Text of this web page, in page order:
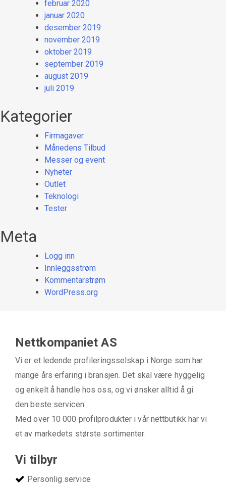
februar 2020
januar 2020
desember 2019
november 2019
oktober 2019
september 2019
august 2019
juli 2019
Kategorier
Firmagaver
Månedens Tilbud
Messer og event
Nyheter
Outlet
Teknologi
Tester
Meta
Logg inn
Innleggsstrøm
Kommentarstrøm
WordPress.org
Nettkompaniet AS
Vi er et ledende profileringsselskap i Norge som har
mange års erfaring i bransjen. Det skal være hyggelig
og enkelt å handle hos oss, og vi ønsker alltid å gi
den beste servicen.
Med over 10 000 profilprodukter i vår nettbutikk har vi
et av markedets største sortimenter.
Vi tilbyr
Personlig service